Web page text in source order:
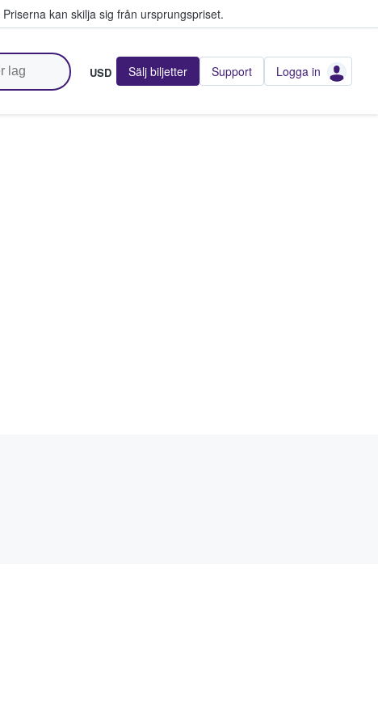
Priserna kan skilja sig från ursprungspriset.
USD Sälj biljetter Support Logga in